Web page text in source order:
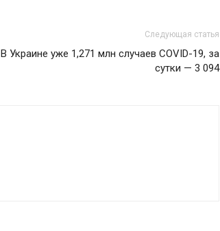
Следующая статья
В Украине уже 1,271 млн случаев COVID-19, за
сутки — 3 094